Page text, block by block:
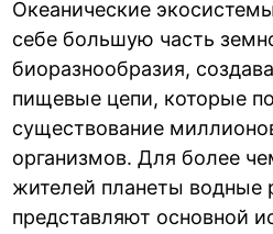
Океанические
себе большую часть
биоразнообразия,
пищевые цепи, которые
существование
организмов. Для более
жителей планеты водные
представляют основной